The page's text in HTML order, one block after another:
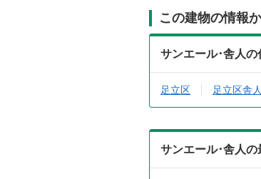
この建物の情報
サンエール･舎人
足立区 足立区舎人
サンエール･舎人